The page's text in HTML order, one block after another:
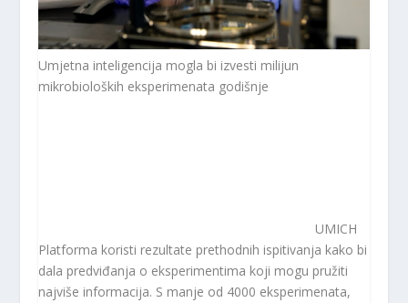
Umjetna inteligencija mogla bi izvesti milijun
mikrobioloških eksperimenata godišnje
UMICH
Platforma koristi rezultate prethodnih ispitivanja kako bi
dala predviđanja o eksperimentima koji mogu pružiti
najviše informacija. S manje od 4000 eksperimenata,